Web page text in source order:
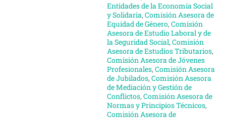
Entidades de la Economía Social
y Solidaria,Comisión Asesora de
Equidad de Género,Comisión
Asesora de Estudio Laboral y de
la Seguridad Social,Comisión
Asesora de Estudios Tributarios,
Comisión Asesora de Jóvenes
Profesionales,Comisión Asesora
de Jubilados,Comisión Asesora
de Mediación y Gestión de
Conflictos,Comisión Asesora de
Normas y Principios Técnicos,
Comisión Asesora de